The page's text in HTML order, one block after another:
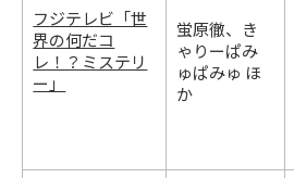
フジテレビ「世
界の何だコ
レ！？ミステリ
ー」
蛍原徹、き
ゃりーぱみ
ゅぱみゅ ほ
か